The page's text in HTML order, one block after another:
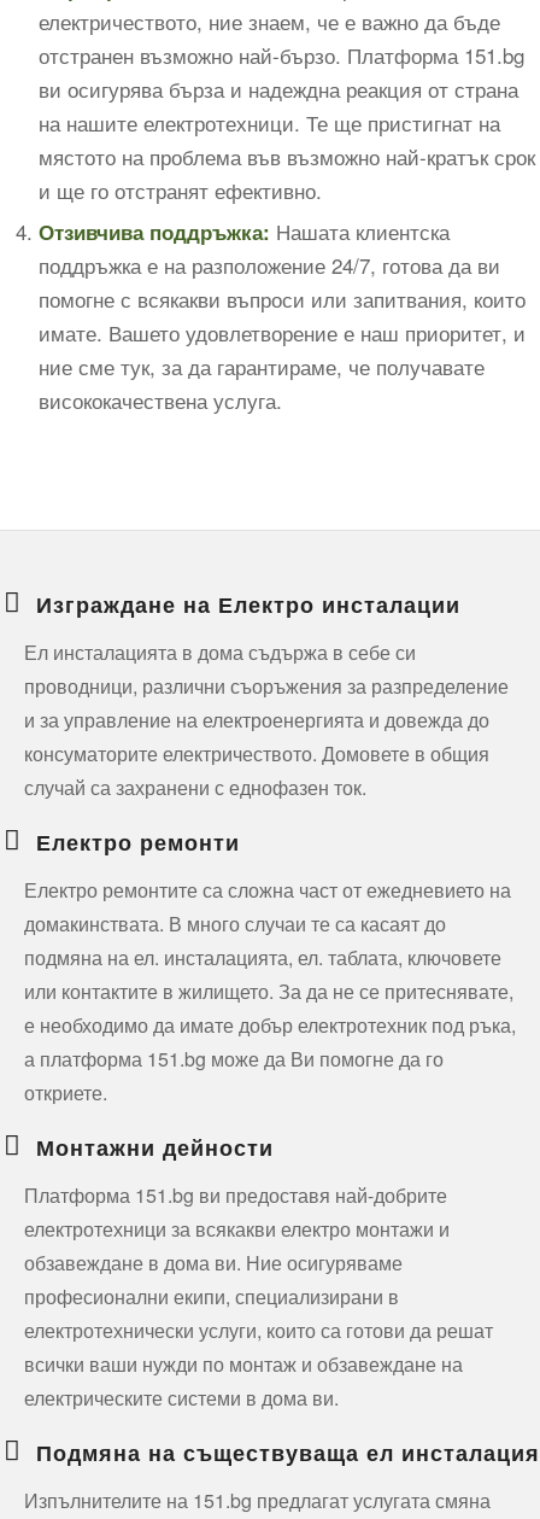
електричеството, ние знаем, че е важно да бъде
отстранен възможно най-бързо. Платформа 151.bg
ви осигурява бърза и надеждна реакция от страна
на нашите електротехници. Те ще пристигнат на
мястото на проблема във възможно най-кратък срок
и ще го отстранят ефективно.
Отзивчива поддръжка: Нашата клиентска
поддръжка е на разположение 24/7, готова да ви
помогне с всякакви въпроси или запитвания, които
имате. Вашето удовлетворение е наш приоритет, и
ние сме тук, за да гарантираме, че получавате
висококачествена услуга.
Изграждане на Електро инсталации
Ел инсталацията в дома съдържа в себе си
проводници, различни съоръжения за разпределение
и за управление на електроенергията и довежда до
консуматорите електричеството. Домовете в общия
случай са захранени с еднофазен ток.
Електро ремонти
Електро ремонтите са сложна част от ежедневието на
домакинствата. В много случаи те са касаят до
подмяна на ел. инсталацията, ел. таблата, ключовете
или контактите в жилището. За да не се притеснявате,
е необходимо да имате добър електротехник под ръка,
а платформа 151.bg може да Ви помогне да го
откриете.
Монтажни дейности
Платформа 151.bg ви предоставя най-добрите
електротехници за всякакви електро монтажи и
обзавеждане в дома ви. Ние осигуряваме
професионални екипи, специализирани в
електротехнически услуги, които са готови да решат
всички ваши нужди по монтаж и обзавеждане на
електрическите системи в дома ви.
Подмяна на съществуваща ел инсталация
Изпълнителите на 151.bg предлагат услугата смяна